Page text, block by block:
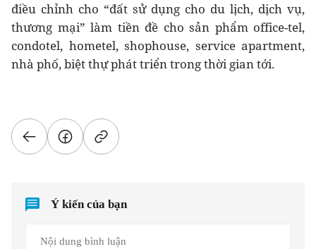
điều chỉnh cho “đất sử dụng cho du lịch, dịch vụ,
thương mại” làm tiền đề cho sản phẩm office-tel,
condotel, hometel, shophouse, service apartment,
nhà phố, biệt thự phát triển trong thời gian tới.
Ý kiến của bạn